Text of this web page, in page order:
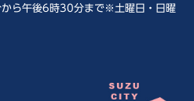
ら午後6時30分まで※土曜日・日曜